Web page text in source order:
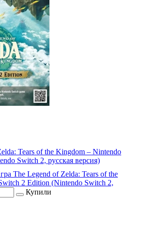
Tears of the Kingdom – Nintendo
Switch 2, русская версия)
The Legend of Zelda: Tears of the
2 Edition (Nintendo Switch 2,
Купили